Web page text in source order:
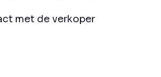
met de verkoper